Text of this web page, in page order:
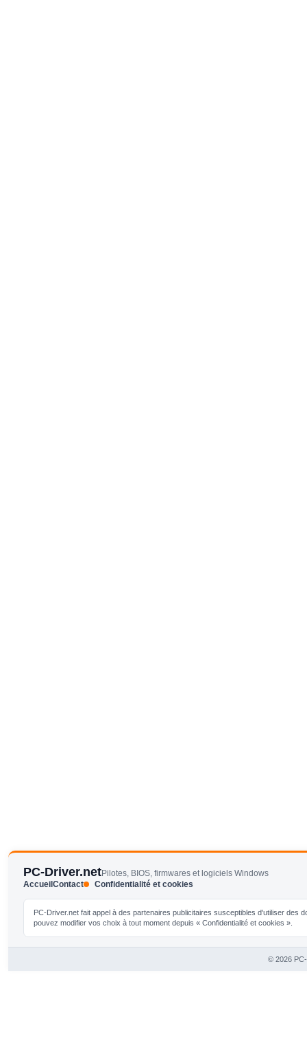
PC-Driver.netPilotes, BIOS, firmwares et logiciels Windows
AccueilContact Confidentialité et cookies
PC-Driver.net fait appel à des partenaires publicitaires susceptibles d'utiliser
pouvez modifier vos choix à tout moment depuis « Confidentialité et cookies ».
© 2026